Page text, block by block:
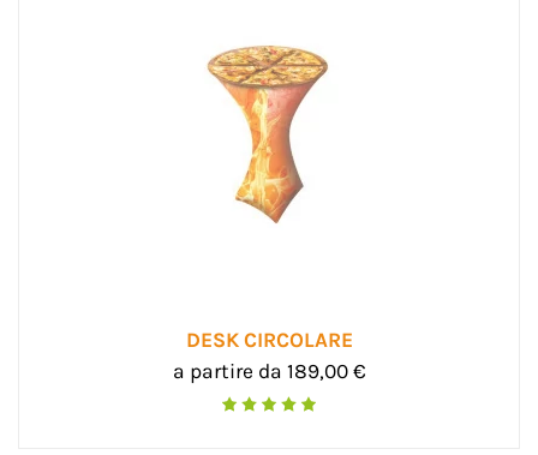
DESK CIRCOLARE
a partire da 189,00 €